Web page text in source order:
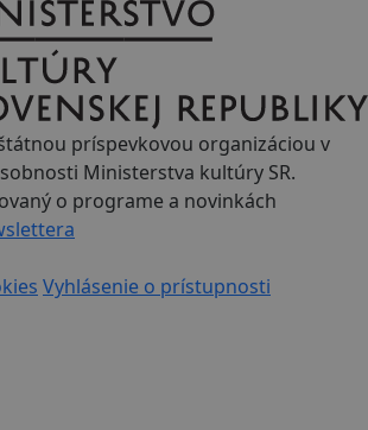
o programe a novinkách
Vyhlásenie o prístupnosti